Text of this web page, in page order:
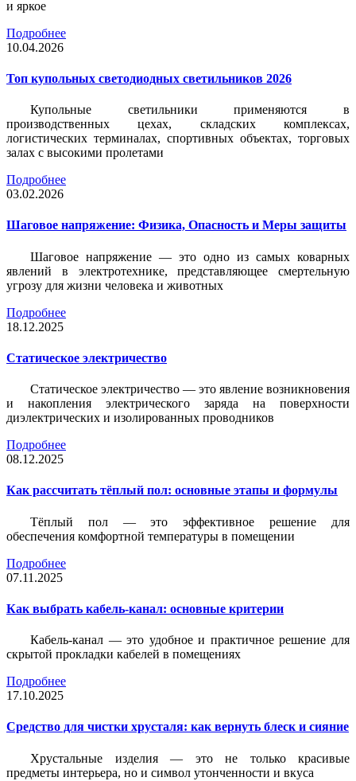
и яркое
Подробнее
10.04.2026
Топ купольных светодиодных светильников 2026
Купольные светильники применяются в
производственных цехах, складских комплексах,
логистических терминалах, спортивных объектах, торговых
залах с высокими пролетами
Подробнее
03.02.2026
Шаговое напряжение: Физика, Опасность и Меры защиты
Шаговое напряжение — это одно из самых коварных
явлений в электротехнике, представляющее смертельную
угрозу для жизни человека и животных
Подробнее
18.12.2025
Статическое электричество
Статическое электричество — это явление возникновения
и накопления электрического заряда на поверхности
диэлектрических и изолированных проводников
Подробнее
08.12.2025
Как рассчитать тёплый пол: основные этапы и формулы
Тёплый пол — это эффективное решение для
обеспечения комфортной температуры в помещении
Подробнее
07.11.2025
Как выбрать кабель-канал: основные критерии
Кабель-канал — это удобное и практичное решение для
скрытой прокладки кабелей в помещениях
Подробнее
17.10.2025
Средство для чистки хрусталя: как вернуть блеск и сияние
Хрустальные изделия — это не только красивые
предметы интерьера, но и символ утонченности и вкуса